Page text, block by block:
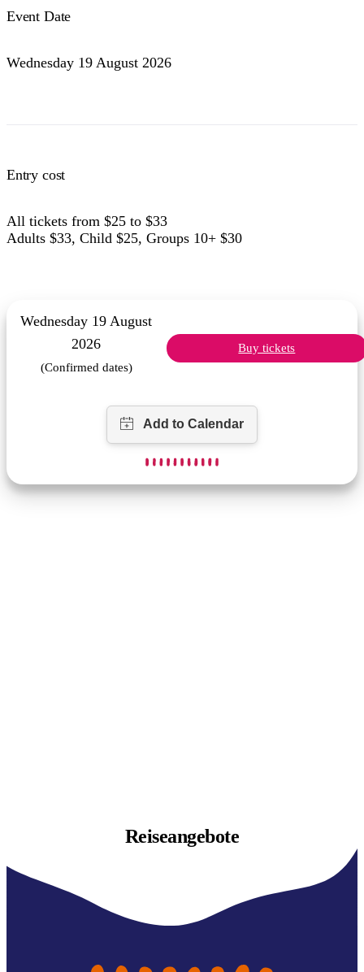
Event Date
Wednesday 19 August 2026
Entry cost
All tickets from $25 to $33
Adults $33, Child $25, Groups 10+ $30
Wednesday 19 August
2026
(Confirmed dates)
Buy tickets
Reiseangebote